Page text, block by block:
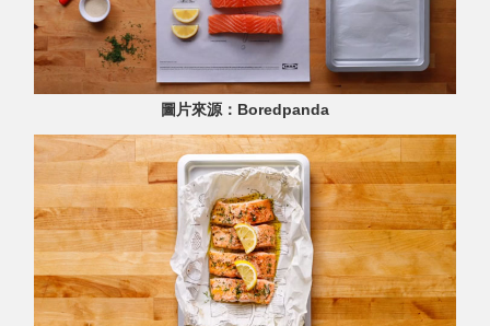
圖片來源：Boredpanda